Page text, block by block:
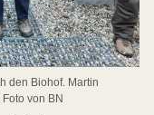
den Biohof. Martin
von BN